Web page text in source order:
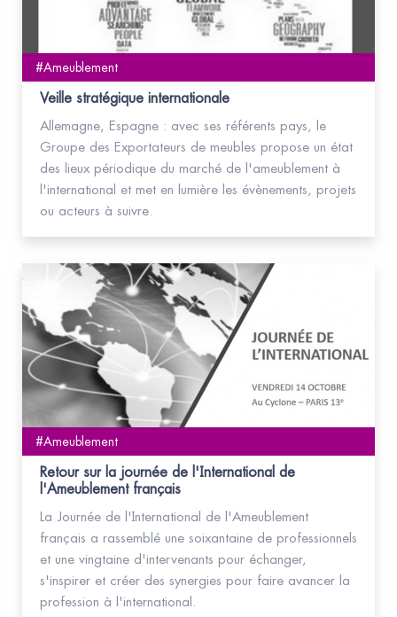
#Ameublement
Veille stratégique internationale
Allemagne, Espagne : avec ses référents pays, le
Groupe des Exportateurs de meubles propose un état
des lieux périodique du marché de l'ameublement à
l'international et met en lumière les évènements, projets
ou acteurs à suivre.
#Ameublement
Retour sur la journée de l'International de
l'Ameublement français
La Journée de l'International de l'Ameublement
français a rassemblé une soixantaine de professionnels
et une vingtaine d'intervenants pour échanger,
s'inspirer et créer des synergies pour faire avancer la
profession à l'international.